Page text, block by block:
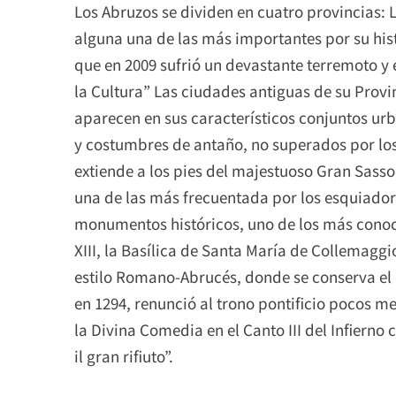
Los Abruzos se dividen en cuatro provincias:
alguna una de las más importantes por su
que en 2009 sufrió un devastante terremoto
la Cultura” Las ciudades antiguas de su
aparecen en sus característicos conjuntos
y costumbres de antaño, no superados por
extiende a los pies del majestuoso Gran
una de las más frecuentada por los
monumentos históricos, uno de los más
XIII, la Basílica de Santa María de
estilo Romano-Abrucés, donde se conserva
en 1294, renunció al trono pontificio pocos
la Divina Comedia en el Canto III del Infierno
il gran rifiuto”.